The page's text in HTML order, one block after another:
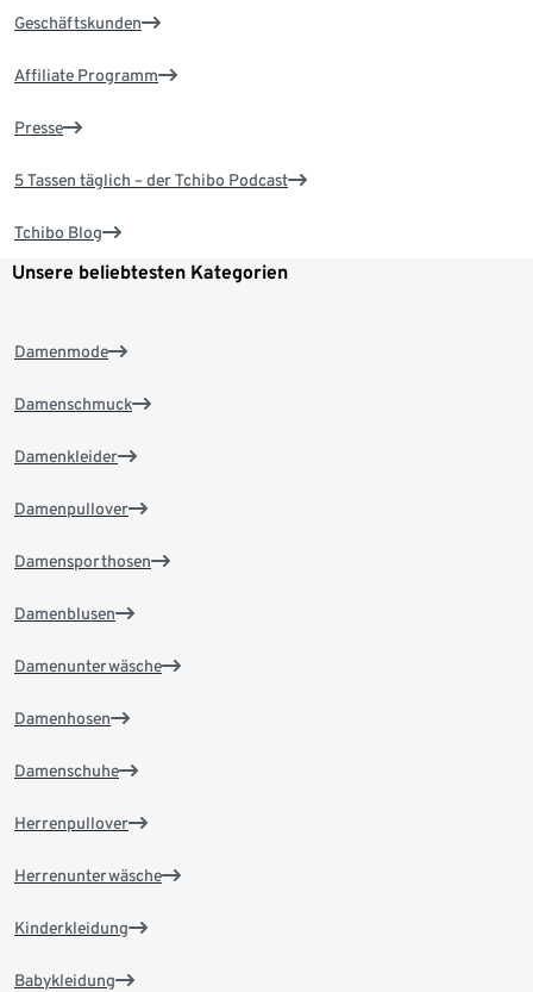
Geschäftskunden
Affiliate Programm
Presse
5 Tassen täglich – der Tchibo Podcast
Tchibo Blog
Unsere beliebtesten Kategorien
Damenmode
Damenschmuck
Damenkleider
Damenpullover
Damensporthosen
Damenblusen
Damenunterwäsche
Damenhosen
Damenschuhe
Herrenpullover
Herrenunterwäsche
Kinderkleidung
Babykleidung